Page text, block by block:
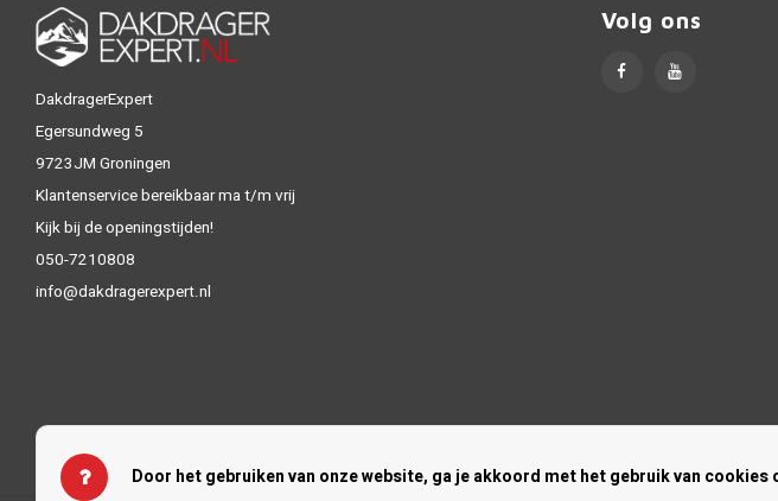
DakdragerExpert
Egersundweg 5
9723JM Groningen
Klantenservice bereikbaar ma t/m vrij
Kijk bij de openingstijden!
050-7210808
info@dakdragerexpert.nl
Volg ons
Door het gebruiken van onze website, ga je akkoord met het gebruik van cookies